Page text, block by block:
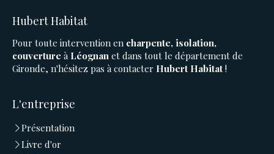
Hubert Habitat
Pour toute intervention en charpente, isolation,
couverture à Léognan et dans tout le département de
Gironde, n'hésitez pas à contacter Hubert Habitat !
L'entreprise
Présentation
Livre d'or